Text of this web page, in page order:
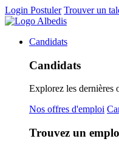
Login Postuler Trouver un
Candidats
Candidats
Explorez les dernières
Nos offres d'emploi
Trouvez un